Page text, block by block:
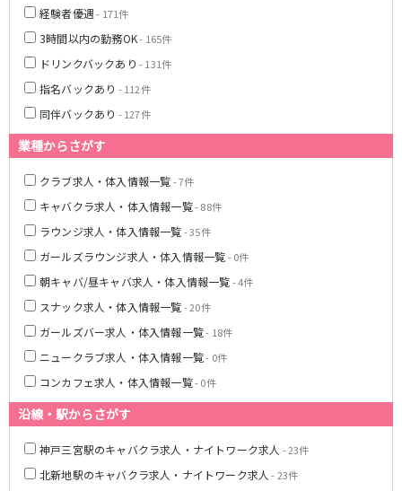
経験者優遇- 171件
3時間以内の勤務OK- 165件
ドリンクバックあり - 131件
指名バックあり - 112件
同伴バックあり - 127件
業種からさがす
クラブ求人・体入情報一覧- 7件
キャバクラ求人・体入情報一覧- 88件
ラウンジ求人・体入情報一覧- 35件
ガールズラウンジ求人・体入情報一覧- 0件
朝キャバ/昼キャバ求人・体入情報一覧- 4件
スナック求人・体入情報一覧- 20件
ガールズバー求人・体入情報一覧- 18件
ニュークラブ求人・体入情報一覧- 0件
コンカフェ求人・体入情報一覧- 0件
沿線・駅からさがす
神戸三宮駅のキャバクラ求人・ナイトワーク求人 - 23件
北新地駅のキャバクラ求人・ナイトワーク求人 - 23件
守口駅
JR山陽本線(神戸線)(神戸～姫路)
姫路駅
明石駅
神戸駅
山陽電鉄本線
山陽姫路駅
播磨町駅
山陽明石駅
阪急宝塚本線
十三駅
阪神本線
神戸三宮駅
尼崎駅
西宮駅
出屋敷駅
福島駅
JR山陽本線(姫路～岡山)